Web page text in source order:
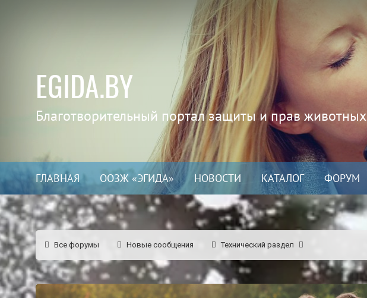
EGIDA.BY
Благотворительный портал защиты и прав животных
ГЛАВНАЯ ООЗЖ «ЭГИДА» НОВОСТИ КАТАЛОГ ФОРУМ
Все форумы Новые сообщения Технический раздел